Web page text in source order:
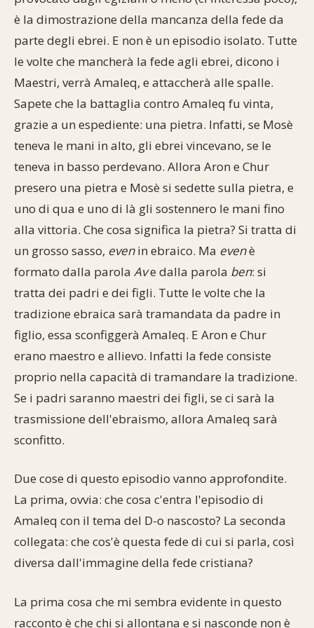
è la dimostrazione della mancanza della fede da
parte degli ebrei. E non è un episodio isolato. Tutte
le volte che mancherà la fede agli ebrei, dicono i
Maestri, verrà Amaleq, e attaccherà alle spalle.
Sapete che la battaglia contro Amaleq fu vinta,
grazie a un espediente: una pietra. Infatti, se Mosè
teneva le mani in alto, gli ebrei vincevano, se le
teneva in basso perdevano. Allora Aron e Chur
presero una pietra e Mosè si sedette sulla pietra, e
uno di qua e uno di là gli sostennero le mani fino
alla vittoria. Che cosa significa la pietra? Si tratta di
un grosso sasso, evenin ebraico. Ma evenè
formato dalla parola Ave dalla parola ben: si
tratta dei padri e dei figli. Tutte le volte che la
tradizione ebraica sarà tramandata da padre in
figlio, essa sconfiggerà Amaleq. E Aron e Chur
erano maestro e allievo. Infatti la fede consiste
proprio nella capacità di tramandare la tradizione.
Se i padri saranno maestri dei figli, se ci sarà la
trasmissione dell'ebraismo, allora Amaleq sarà
sconfitto.
Due cose di questo episodio vanno approfondite.
La prima, ovvia: che cosa c'entra l'episodio di
Amaleq con il tema del D-o nascosto? La seconda
collegata: che cos'è questa fede di cui si parla, così
diversa dall'immagine della fede cristiana?
La prima cosa che mi sembra evidente in questo
racconto è che chi si allontana e si nasconde non è